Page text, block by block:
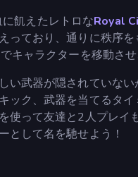
飢えたレトロなRoyal
っており、通りに秩序
キャラクターを移動さ
い武器が隠されていな
ック、武器を当てるタ
使って友達と2人プレイ
として名を馳せよう！